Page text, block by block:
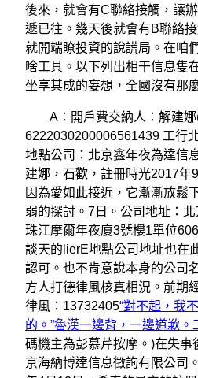
後來，就會有C聯絡接觸，讓
遞已往。幾天後就會有B聯絡
就開端瞭投資的說謊局。在咱
啥工具。以下列出相干信息隻
坐享其成的妄想，全國沒有那
A：開戶費交納人：解建娜(
6222030200006561439 工行
地點公司：北京鑫年夜為達信
建娜，石歡，註冊時光2017年
因為愛如此接近，它漸漸放鬆
弱的探討。7日。公司地址：
珠江摩爾年夜廈3號樓1單位
談天的lierE地點公司地址也在
認可。也不肯意說本身的公司
方人打德律風核真相況。前期
律風：13732405“對不起，我
的。”魯漢一邊背，一邊道歉。
碼機主為彭慕芹按摩。)在失事
京海納博達信息徵詢有限公司